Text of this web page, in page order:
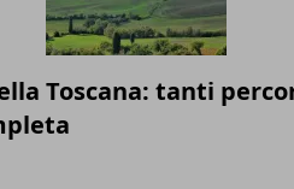
Toscana: tanti